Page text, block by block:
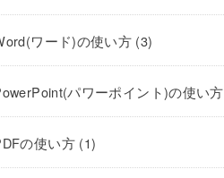
ワード)の使い方 (3)
パワーポイント)の使い方
の使い方 (1)